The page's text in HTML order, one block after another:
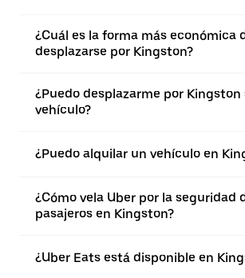
¿Cuál es la forma más económica
desplazarse por Kingston?
¿Puedo desplazarme por Kingston
vehículo?
¿Puedo alquilar un vehículo en
¿Cómo vela Uber por la seguridad
pasajeros en Kingston?
¿Uber Eats está disponible en